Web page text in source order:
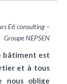
E6 consulting –
Groupe NEPSEN
bâtiment est
et à tous
nous oblige